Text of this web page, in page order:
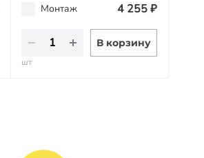
Монтаж 4 255 ₽
В корзину
шт